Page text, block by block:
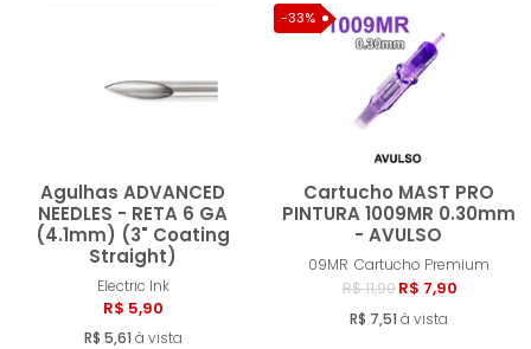
Agulhas ADVANCED
NEEDLES - RETA 6 GA
(4.1mm) (3" Coating
Straight)
Electric Ink
R$ 5,90
R$ 5,61 à vista
Comprar
-33%
Cartucho MAST PRO
PINTURA 1009MR 0.30mm
- AVULSO
09MR Cartucho Premium
R$ 11,90 R$ 7,90
R$ 7,51 à vista